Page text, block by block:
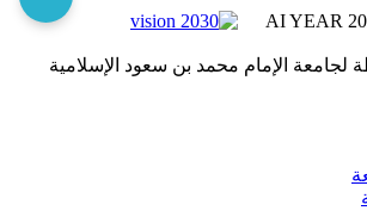
الإمام محمد بن سعود الإسلامية